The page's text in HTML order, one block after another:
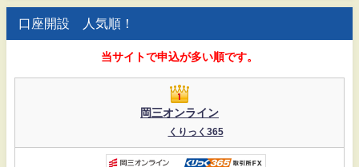
口座開設 人気順！
当サイトで申込が多い順です。
岡三オンライン
くりっく365